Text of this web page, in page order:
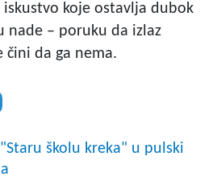
koje ostavlja dubok
nade – poruku da izlaz
čini da ga nema.
školu kreka" u pulski